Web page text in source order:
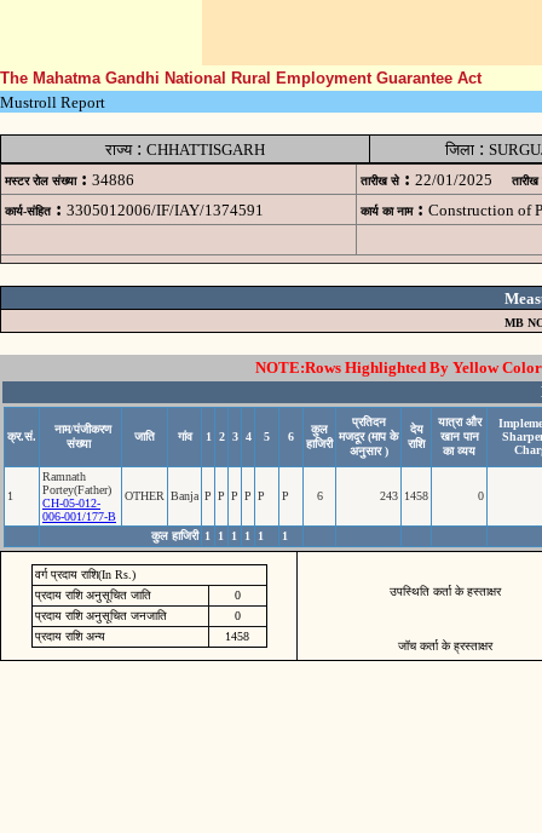
The Mahatma Gandhi National Rural Employment Guarantee Act
Mustroll Report
राज्य: CHHATTISGARH जिला :
मस्टर रोल संख्या : 34886 तारीख से : 22/01/2025 तारीख
कार्य-संहित : 3305012006/IF/IAY/1374591 कार्य का नाम : Construction of
MB
NOTE:Rows Highlighted By Yellow
क्र.सं.
नाम/पंजीकरण
संख्या
जाति गांव 1 2 3 4 5 6
कुल
हाजिरी
प्रतिदन
मजदूर (माप के
अनुसार )
देय
राशि
यात्रा और
खान पान
का व्यय
1
Ramnath
Portey(Father)
CH-05-012-
006-001/177-B
OTHER Banja P P P P P P 6 243 1458 0
कुल हाजिरी 1 1 1 1 1 1
वर्ग प्रदाय राशि(In Rs.)
प्रदाय राशि अनुसूचित जाति
0
प्रदाय राशि अनुसूचित जनजाति
0
प्रदाय राशि अन्य
1458
उपस्थिति कर्ता के हस्ताक्षर
जॉच कर्ता के ह्रस्ताक्षर